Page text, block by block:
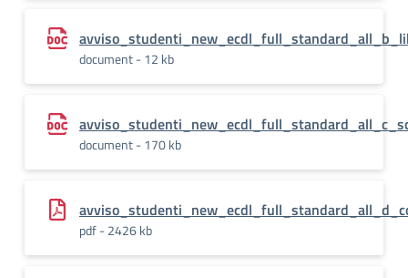
document - 12 kb
document - 170 kb
pdf - 2426 kb